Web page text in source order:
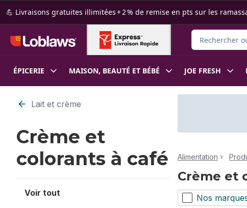
Passer au contenu principal
Passer au pied de page
💪 Livraisons gratuites illimitées + 2 % de remise en pts sur les
Rechercher des
ÉPICERIE MAISON, BEAUTÉ ET BÉBÉ JOE FRESH
Passer au filtrage du contenu
Lait et crème
Crème et
colorants à café
Voir tout
Alimentation
Crème et
Nos